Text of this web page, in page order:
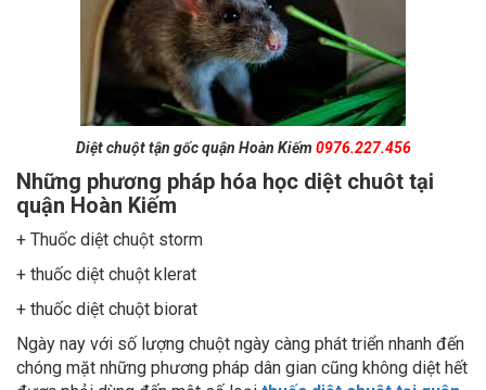
Diệt chuột tận gốc quận Hoàn Kiếm 0976.227.456
Những phương pháp hóa học diệt chuôt tại
quận Hoàn Kiếm
+ Thuốc diệt chuột storm
+ thuốc diệt chuột klerat
+ thuốc diệt chuột biorat
Ngày nay với số lượng chuột ngày càng phát triển nhanh đến
chóng mặt những phương pháp dân gian cũng không diệt hết